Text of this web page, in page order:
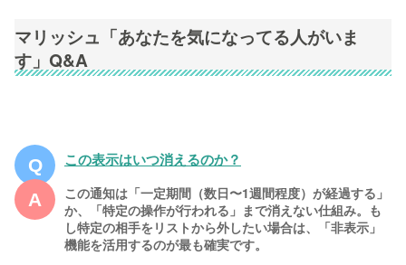
マリッシュ「あなたを気になってる人がいま
す」 Q&A
この表示はいつ消えるのか？
この通知は「一定期間（数日〜1週間程度）が経過する」
か、「特定の操作が行われる」まで消えない仕組み。も
し特定の相手をリストから外したい場合は、「非表示」
機能を活用するのが最も確実です。